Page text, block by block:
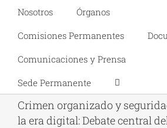
Nosotros
Órganos
Comisiones Permanentes
Comunicaciones y Prensa
Sede Permanente
Crimen organizado y
la era digital: Debate central